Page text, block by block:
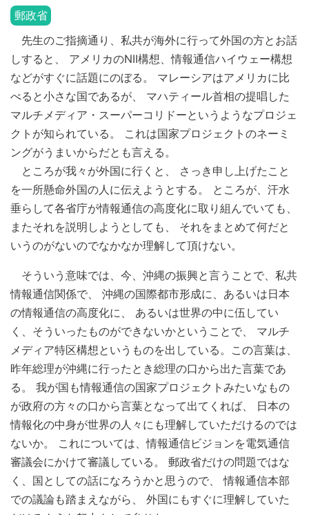
郵政省
先生のご指摘通り、私共が海外に行って外国の方とお話
しすると、 アメリカのNII構想、情報通信ハイウェー構想
などがすぐに話題にのぼる。 マレーシアはアメリカに比
べると小さな国であるが、 マハティール首相の提唱した
マルチメディア・スーパーコリドーというようなプロジェ
クトが知られている。 これは国家プロジェクトのネーミ
ングがうまいからだとも言える。
ところが我々が外国に行くと、 さっき申し上げたこと
を一所懸命外国の人に伝えようとする。 ところが、汗水
垂らして各省庁が情報通信の高度化に取り組んでいても、
またそれを説明しようとしても、 それをまとめて何だと
いうのがないのでなかなか理解して頂けない。
そういう意味では、今、沖縄の振興と言うことで、私共
情報通信関係で、 沖縄の国際都市形成に、あるいは日本
の情報通信の高度化に、 あるいは世界の中に伍してい
く、そういったものができないかということで、 マルチ
メディア特区構想というものを出している。この言葉は、
昨年総理が沖縄に行ったとき総理の口から出た言葉であ
る。 我が国も情報通信の国家プロジェクトみたいなもの
が政府の方々の口から言葉となって出てくれば、 日本の
情報化の中身が世界の人々にも理解していただけるのでは
ないか。 これについては、情報通信ビジョンを電気通信
審議会にかけて審議している。 郵政省だけの問題ではな
く、国としての話になろうかと思うので、 情報通信本部
での議論も踏まえながら、 外国にもすぐに理解していた